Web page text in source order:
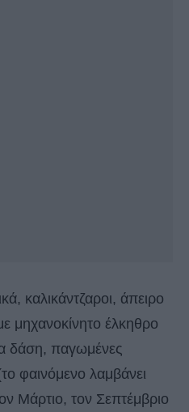
καλικάντζαροι, άπειρο
μηχανοκίνητο έλκηθρο
δάση, παγωμένες
φαινόμενο λαμβάνει
Μάρτιο, τον Σεπτέμβριο